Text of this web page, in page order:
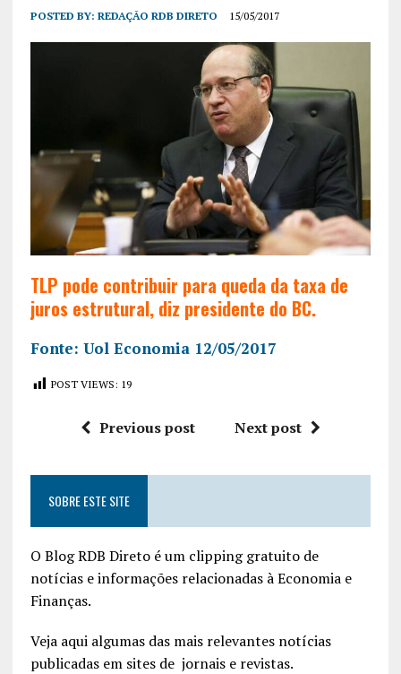
POSTED BY: REDAÇÃO RDB DIRETO 15/05/2017
TLP pode contribuir para queda da taxa de
juros estrutural, diz presidente do BC.
Fonte: Uol Economia 12/05/2017
POST VIEWS: 19
Previous post Next post
SOBRE ESTE SITE
O Blog RDB Direto é um clipping gratuito de
notícias e informações relacionadas à Economia e
Finanças.
Veja aqui algumas das mais relevantes notícias
publicadas em sites de jornais e revistas.